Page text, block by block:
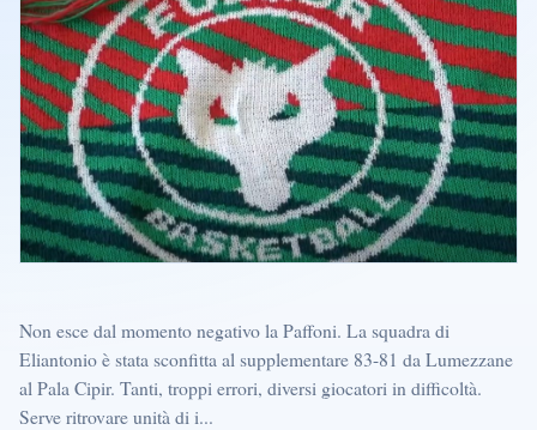
Non esce dal momento negativo la Paffoni. La squadra di
Eliantonio è stata sconfitta al supplementare 83-81 da Lumezzane
al Pala Cipir. Tanti, troppi errori, diversi giocatori in difficoltà.
Serve ritrovare unità di i...